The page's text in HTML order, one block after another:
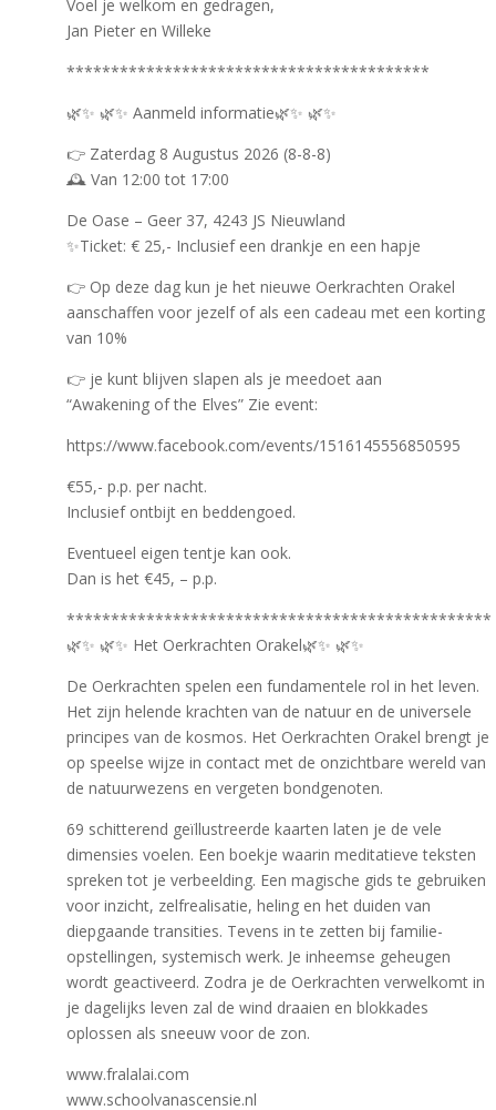
Voel je welkom en gedragen,
Jan Pieter en Willeke
*****************************************
🌿✨ 🌿✨ Aanmeld informatie🌿✨ 🌿✨
👉 Zaterdag 8 Augustus 2026 (8-8-8)
🕰️ Van 12:00 tot 17:00
De Oase – Geer 37, 4243 JS Nieuwland
✨Ticket: € 25,- Inclusief een drankje en een hapje
👉 Op deze dag kun je het nieuwe Oerkrachten Orakel
aanschaffen voor jezelf of als een cadeau met een korting
van 10%
👉 je kunt blijven slapen als je meedoet aan
“Awakening of the Elves” Zie event:
https://www.facebook.com/events/1516145556850595
€55,- p.p. per nacht.
Inclusief ontbijt en beddengoed.
Eventueel eigen tentje kan ook.
Dan is het €45, – p.p.
************************************************
🌿✨ 🌿✨ Het Oerkrachten Orakel🌿✨ 🌿✨
De Oerkrachten spelen een fundamentele rol in het leven.
Het zijn helende krachten van de natuur en de universele
principes van de kosmos. Het Oerkrachten Orakel brengt je
op speelse wijze in contact met de onzichtbare wereld van
de natuurwezens en vergeten bondgenoten.
69 schitterend geïllustreerde kaarten laten je de vele
dimensies voelen. Een boekje waarin meditatieve teksten
spreken tot je verbeelding. Een magische gids te gebruiken
voor inzicht, zelfrealisatie, heling en het duiden van
diepgaande transities. Tevens in te zetten bij familie-
opstellingen, systemisch werk. Je inheemse geheugen
wordt geactiveerd. Zodra je de Oerkrachten verwelkomt in
je dagelijks leven zal de wind draaien en blokkades
oplossen als sneeuw voor de zon.
www.fralalai.com
www.schoolvanascensie.nl